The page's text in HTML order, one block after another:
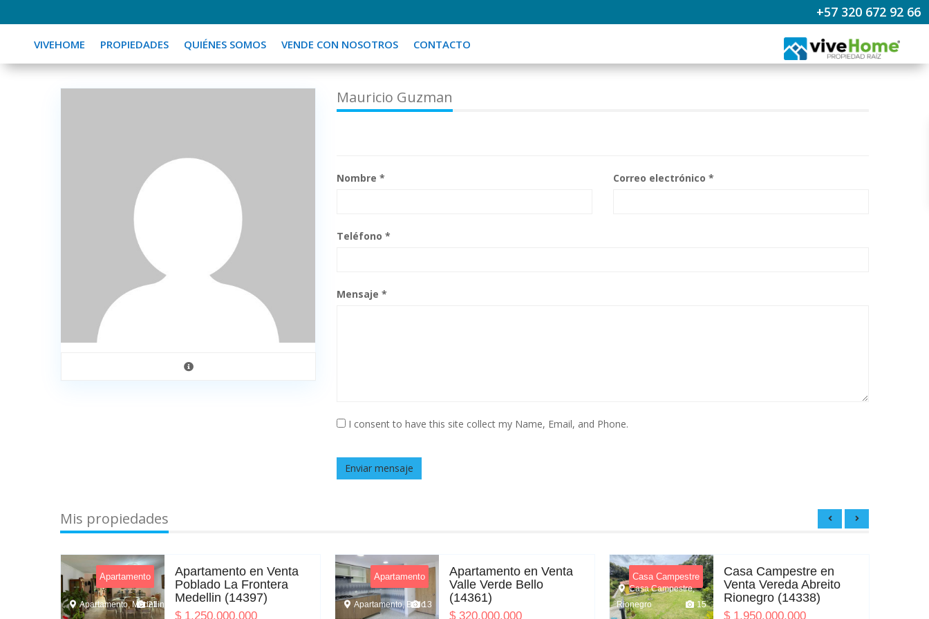
+57 320 672 92 66
VIVEHOME PROPIEDADES QUIÉNES SOMOS VENDE CON NOSOTROS CONTACTO
Mauricio Guzman
Nombre * Correo electrónico *
Teléfono *
Mensaje *
I consent to have this site collect my Name, Email, and Phone.
Enviar mensaje
Mis propiedades
Apartamento
Apartamento, Medellin
21
Apartamento en Venta
Poblado La Frontera
Medellin (14397)
$ 1,250,000,000
Apartamento
Apartamento, Bello13
Apartamento en Venta
Valle Verde Bello
(14361)
$ 320,000,000
Casa Campestre
Casa Campestre,
Rionegro
15
Casa Campestre en
Venta Vereda Abreito
Rionegro (14338)
$ 1,950,000,000